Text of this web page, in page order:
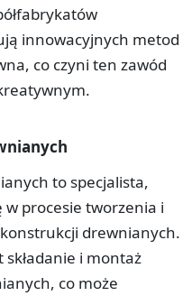
innowacyjnych metod
co czyni ten zawód
to specjalista,
procesie tworzenia i
drewnianych.
składanie i montaż
co może